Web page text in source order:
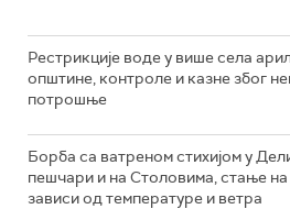
Рестрикције воде у више села
општине, контроле и казне због
потрошње
Борба са ватреном стихијом у
пешчари и на Столовима, стање на
зависи од температуре и ветра